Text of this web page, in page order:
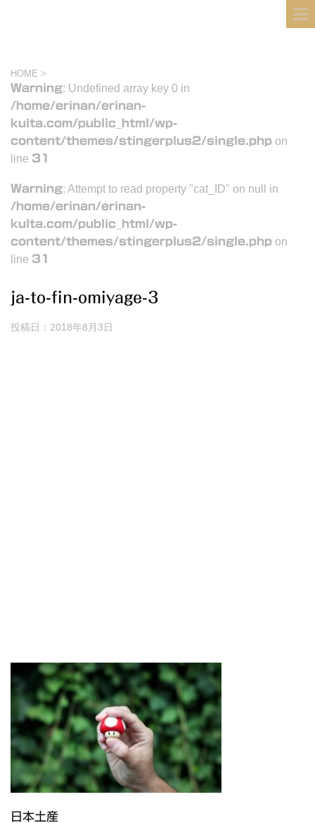
HOME >
Warning: Undefined array key 0 in
/home/erinan/erinan-
kulta.com/public_html/wp-
content/themes/stingerplus2/single.php on
line 31
Warning: Attempt to read property "cat_ID" on null in
/home/erinan/erinan-
kulta.com/public_html/wp-
content/themes/stingerplus2/single.php on
line 31
ja-to-fin-omiyage-3
投稿日： 2018年8月3日
日本土産